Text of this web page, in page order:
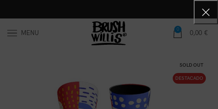
MENU 0 0,00 €
SOLD OUT
DESTACADO